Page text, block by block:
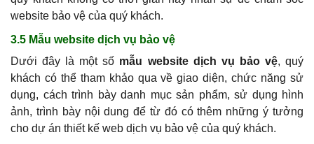
website bảo vệ của quý khách.
3.5 Mẫu website dịch vụ bảo vệ
Dưới đây là một số mẫu website dịch vụ bảo vệ, quý
khách có thể tham khảo qua về giao diện, chức năng sử
dụng, cách trình bày danh mục sản phẩm, sử dụng hình
ảnh, trình bày nội dung để từ đó có thêm những ý tưởng
cho dự án thiết kế web dịch vụ bảo vệ của quý khách.